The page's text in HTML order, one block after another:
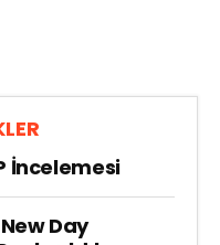
İncelemesi
Day